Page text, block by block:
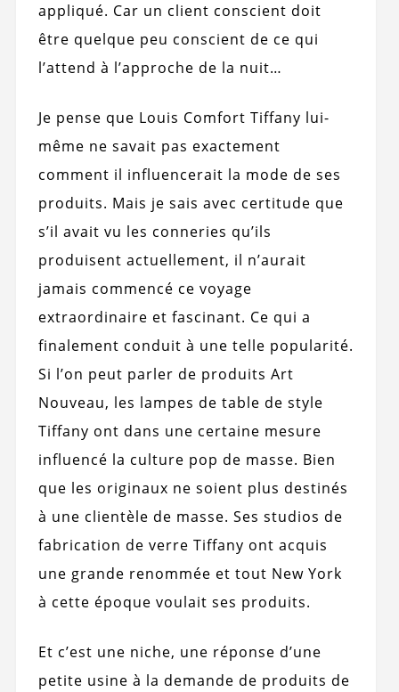
appliqué. Car un client conscient doit
être quelque peu conscient de ce qui
l’attend à l’approche de la nuit…
Je pense que Louis Comfort Tiffany lui-
même ne savait pas exactement
comment il influencerait la mode de ses
produits. Mais je sais avec certitude que
s’il avait vu les conneries qu’ils
produisent actuellement, il n’aurait
jamais commencé ce voyage
extraordinaire et fascinant. Ce qui a
finalement conduit à une telle popularité.
Si l’on peut parler de produits Art
Nouveau, les lampes de table de style
Tiffany ont dans une certaine mesure
influencé la culture pop de masse. Bien
que les originaux ne soient plus destinés
à une clientèle de masse. Ses studios de
fabrication de verre Tiffany ont acquis
une grande renommée et tout New York
à cette époque voulait ses produits.
Et c’est une niche, une réponse d’une
petite usine à la demande de produits de